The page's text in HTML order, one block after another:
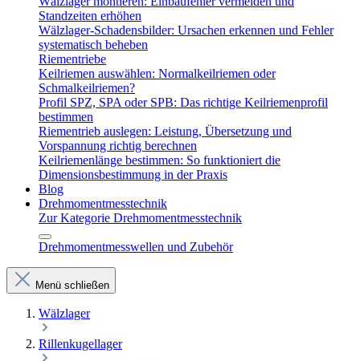
Standzeiten erhöhen
Wälzlager-Schadensbilder: Ursachen erkennen und Fehler
systematisch beheben
Riementriebe
Keilriemen auswählen: Normalkeilriemen oder
Schmalkeilriemen?
Profil SPZ, SPA oder SPB: Das richtige Keilriemenprofil
bestimmen
Riementrieb auslegen: Leistung, Übersetzung und
Vorspannung richtig berechnen
Keilriemenlänge bestimmen: So funktioniert die
Dimensionsbestimmung in der Praxis
Blog
Drehmomentmesstechnik
Zur Kategorie Drehmomentmesstechnik
Drehmomentmesswellen und Zubehör
Menü schließen
Wälzlager
Rillenkugellager